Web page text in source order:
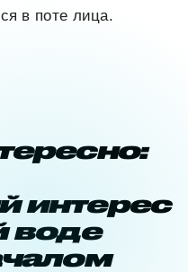
в поте лица.
интерес
воде